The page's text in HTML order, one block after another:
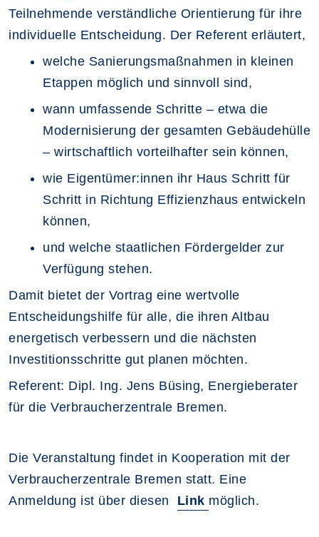
Teilnehmende verständliche Orientierung für ihre
individuelle Entscheidung. Der Referent erläutert,
welche Sanierungsmaßnahmen in kleinen
Etappen möglich und sinnvoll sind,
wann umfassende Schritte – etwa die
Modernisierung der gesamten Gebäudehülle
– wirtschaftlich vorteilhafter sein können,
wie Eigentümer:innen ihr Haus Schritt für
Schritt in Richtung Effizienzhaus entwickeln
können,
und welche staatlichen Fördergelder zur
Verfügung stehen.
Damit bietet der Vortrag eine wertvolle
Entscheidungshilfe für alle, die ihren Altbau
energetisch verbessern und die nächsten
Investitionsschritte gut planen möchten.
Referent: Dipl. Ing. Jens Büsing, Energieberater
für die Verbraucherzentrale Bremen.
Die Veranstaltung findet in Kooperation mit der
Verbraucherzentrale Bremen statt. Eine
Anmeldung ist über diesen Link möglich.